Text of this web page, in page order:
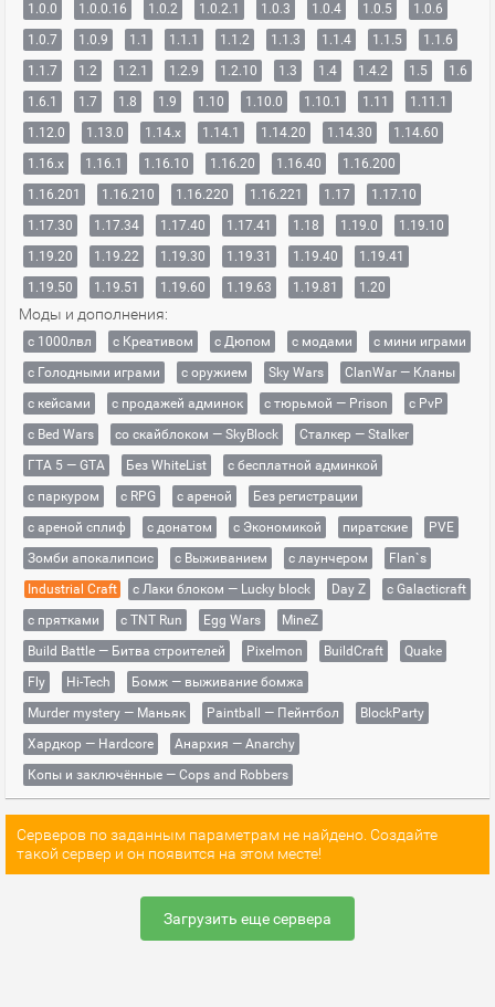
1.0.0
1.0.0.16 1.0.2 1.0.2.1 1.0.3 1.0.4 1.0.5
1.0.6
1.0.7
1.0.9 1.1 1.1.1 1.1.2 1.1.3 1.1.4 1.1.5
1.1.6
1.1.7
1.2 1.2.1 1.2.9 1.2.10 1.3 1.4 1.4.2 1.5
1.6
1.6.1
1.7 1.8 1.9 1.10 1.10.0 1.10.1 1.11
1.11.1
1.12.0
1.13.0 1.14.x 1.14.1 1.14.20 1.14.30
1.14.60
1.16.x
1.16.1 1.16.10 1.16.20 1.16.40
1.16.200
1.16.201
1.16.210 1.16.220 1.16.221 1.17
1.17.10
1.17.30
1.17.34 1.17.40 1.17.41 1.18 1.19.0
1.19.10
1.19.20
1.19.22 1.19.30 1.19.31 1.19.40
1.19.41
1.19.50
1.19.51 1.19.60 1.19.63 1.19.81 1.20
Моды и дополнения:
с 1000лвл c Креативом с Дюпом с модами
с мини играми
с Голодными играми
с оружием Sky Wars
ClanWar — Кланы
с кейсами
с продажей админок с тюрьмой — Prison
с PvP
с Bed Wars
со скайблоком — SkyBlock
Сталкер — Stalker
ГТА 5 — GTA
Без WhiteList
с бесплатной админкой
с паркуром
с RPG с ареной
Без регистрации
с ареной сплиф
с донатом с Экономикой пиратские
PVE
Зомби апокалипсис
с Выживанием с лаунчером
Flan`s
Industrial Craft
с Лаки блоком — Lucky block Day Z
с Galacticraft
с прятками
с TNT Run Egg Wars
MineZ
Build Battle — Битва строителей
Pixelmon BuildCraft
Quake
Fly
Hi-Tech
Бомж — выживание бомжа
Murder mystery — Маньяк
Paintball — Пейнтбол
BlockParty
Хардкор — Hardcore
Анархия — Anarchy
Копы и заключённые — Cops and Robbers
Серверов по заданным параметрам не найдено. Создайте
такой сервер и он появится на этом месте!
Загрузить еще сервера